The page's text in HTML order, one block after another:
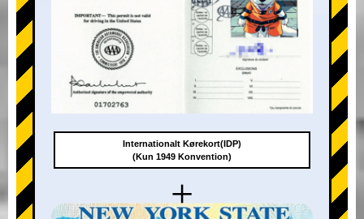
+
Internationalt Kørekort(IDP)
(Kun 1949 Konvention)